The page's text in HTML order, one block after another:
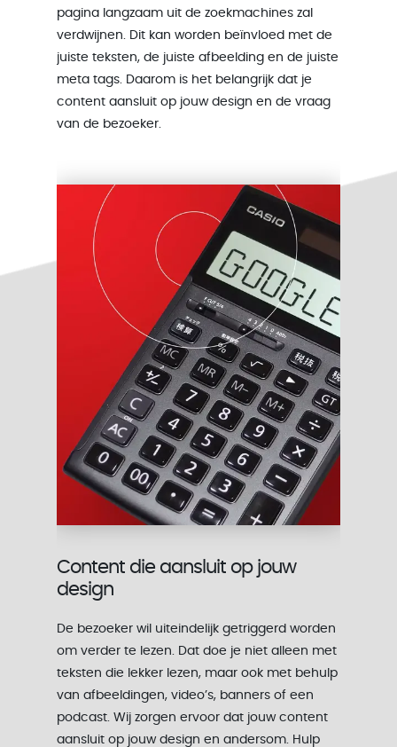
pagina langzaam uit de zoekmachines zal
verdwijnen. Dit kan worden beïnvloed met de
juiste teksten, de juiste afbeelding en de juiste
meta tags. Daarom is het belangrijk dat je
content aansluit op jouw design en de vraag
van de bezoeker.
Content die aansluit op jouw
design
De bezoeker wil uiteindelijk getriggerd worden
om verder te lezen. Dat doe je niet alleen met
teksten die lekker lezen, maar ook met behulp
van afbeeldingen, video’s, banners of een
podcast. Wij zorgen ervoor dat jouw content
aansluit op jouw design en andersom. Hulp